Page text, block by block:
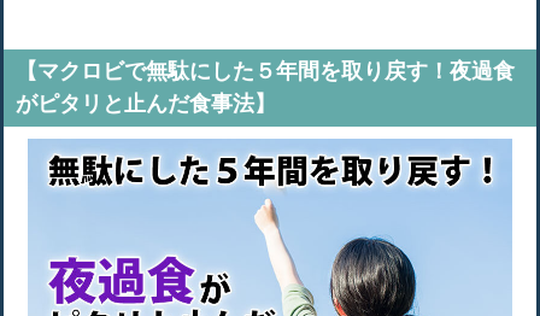
【マクロビで無駄にした５年間を取り戻す！夜過食
がピタリと止んだ食事法】